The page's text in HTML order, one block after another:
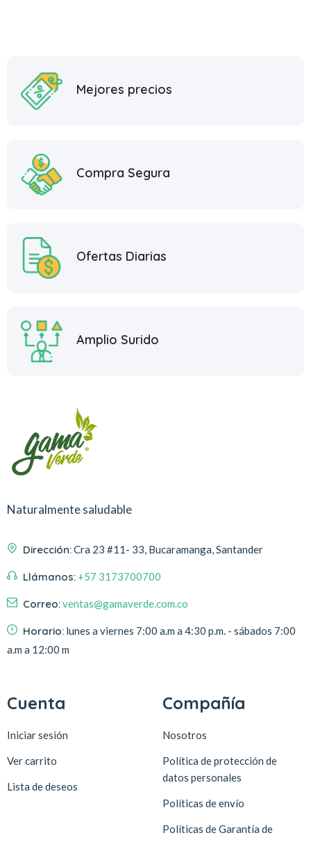
Mejores precios
Compra Segura
Ofertas Diarias
Amplio Surido
Naturalmente saludable
Dirección:Cra 23 #11- 33, Bucaramanga, Santander
Llámanos: +57 3173700700
Correo:ventas@gamaverde.com.co
Horario: lunes a viernes 7:00 a.m a 4:30 p.m. - sábados 7:00
a.m a 12:00 m
Cuenta
Iniciar sesión
Ver carrito
Lista de deseos
Compañía
Nosotros
Política de protección de
datos personales
Políticas de envío
Políticas de Garantía de